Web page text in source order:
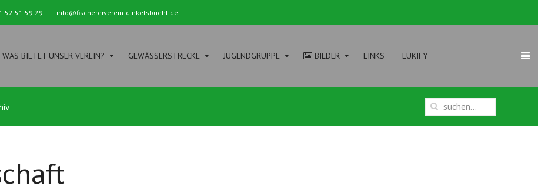
52 51 59 29 info@fischereiverein-dinkelsbuehl.de
WAS BIETET UNSER VEREIN? GEWÄSSERSTRECKE JUGENDGRUPPE BILDER LINKS LUKIFY